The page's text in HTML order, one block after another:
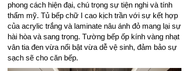
phong cách hiện đại, chú trọng sự tiện nghi và tính
thẩm mỹ. Tủ bếp chữ I cao kịch trần với sự kết hợp
của acrylic trắng và laminate nâu ánh đỏ mang lại sự
hài hòa và sang trọng. Tường bếp ốp kính vàng nhạt
vân tia đen vừa nổi bật vừa dễ vệ sinh, đảm bảo sự
sạch sẽ cho căn bếp.